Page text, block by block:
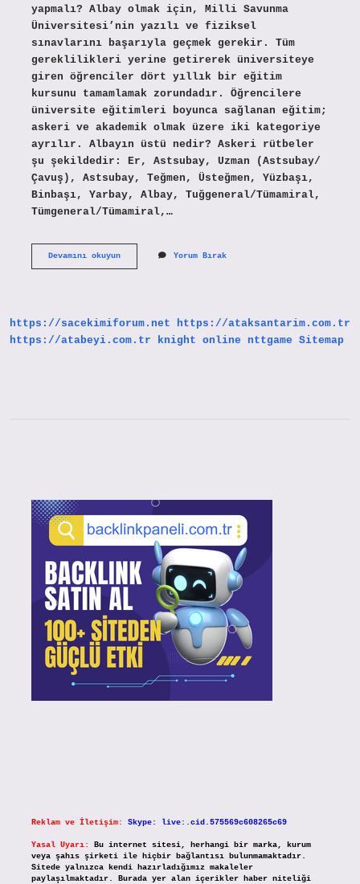
yapmalı? Albay olmak için, Milli Savunma
Üniversitesi’nin yazılı ve fiziksel
sınavlarını başarıyla geçmek gerekir. Tüm
gereklilikleri yerine getirerek üniversiteye
giren öğrenciler dört yıllık bir eğitim
kursunu tamamlamak zorundadır. Öğrencilere
üniversite eğitimleri boyunca sağlanan eğitim;
askeri ve akademik olmak üzere iki kategoriye
ayrılır. Albayın üstü nedir? Askeri rütbeler
şu şekildedir: Er, Astsubay, Uzman (Astsubay/
Çavuş), Astsubay, Teğmen, Üsteğmen, Yüzbaşı,
Binbaşı, Yarbay, Albay, Tuğgeneral/Tümamiral,
Tümgeneral/Tümamiral,…
Devamını okuyunAlbay
Yorum Bırak
https://sacekimiforum.net
https://ataksantarim.com.tr
https://atabeyi.com.tr
knight online nttgame Sitemap
Reklam ve İletişim: Skype: live:.cid.575569c608265c69
Yasal Uyarı:
Bu internet sitesi, herhangi bir marka, kurum
veya şahıs şirketi ile hiçbir bağlantısı bulunmamaktadır.
Sitede yalnızca kendi hazırladığımız makaleler
paylaşılmaktadır. Burada yer alan içerikler haber niteliği